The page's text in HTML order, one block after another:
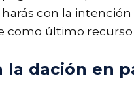
con la
como último recurso
la dación en